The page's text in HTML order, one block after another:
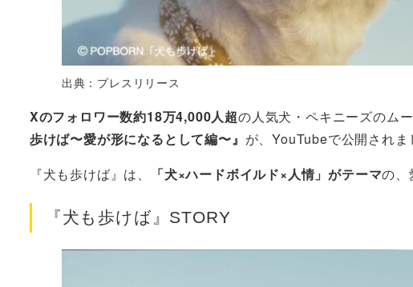
出典：プレスリリース
Xのフォロワー数約18万4,000人超の人気犬・ペキニーズのム
歩けば〜愛が形になるとして編〜』 が、YouTubeで公開されま
『犬も歩けば』は、
「犬×ハードボイルド×人情」がテーマの、
『犬も歩けば』STORY